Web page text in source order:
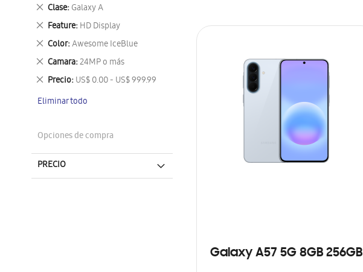
Galaxy A57 5G 8GB 256GB
Clase Galaxy A
Eliminar
este
artículo
Feature HD Display
Eliminar
este
artículo
Color Awesome IceBlue
Eliminar
este
artículo
Camara 24MP o más
Eliminar
este
artículo
Precio US$ 0.00 - US$ 999.99
Eliminar
artículo
Eliminar todo
Opciones de compra
PRECIO